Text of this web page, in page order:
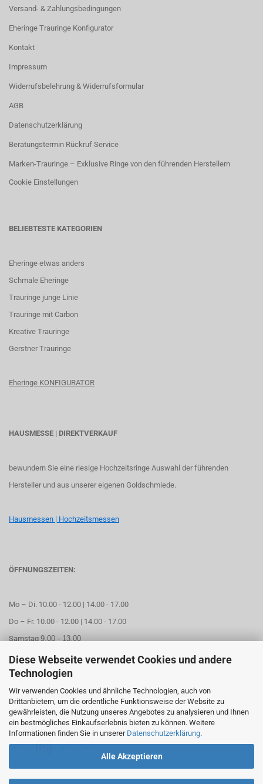
Diese Webseite verwendet Cookies und andere
Technologien
Wir verwenden Cookies und ähnliche Technologien, auch von
Drittanbietern, um die ordentliche Funktionsweise der Website zu
gewährleisten, die Nutzung unseres Angebotes zu analysieren und Ihnen
ein bestmögliches Einkaufserlebnis bieten zu können. Weitere
Informationen finden Sie in unserer Datenschutzerklärung.
Alle Akzeptieren
Versand- & Zahlungsbedingungen
Eheringe Trauringe Konfigurator
Kontakt
Impressum
Widerrufsbelehrung & Widerrufsformular
AGB
Datenschutzerklärung
Beratungstermin Rückruf Service
Marken-Trauringe – Exklusive Ringe von den führenden Herstellern
Cookie Einstellungen
BELIEBTESTE KATEGORIEN
Eheringe etwas anders
Schmale Eheringe
Trauringe junge Linie
Trauringe mit Carbon
Kreative Trauringe
Gerstner Trauringe
Eheringe KONFIGURATOR
HAUSMESSE | DIREKTVERKAUF
bewundern Sie eine riesige Hochzeitsringe Auswahl der führenden
Hersteller und aus unserer eigenen Goldschmiede.
Hausmessen | Hochzeitsmessen
ÖFFNUNGSZEITEN:
Mo – Di. 10.00 - 12.00 | 14.00 - 17.00
Do – Fr. 10.00 - 12.00 | 14.00 - 17.00
Samstag 9.00 - 13.00
Mittwoch geschlossen
Online Termin aussuchen
FOLGEN SIE UNS